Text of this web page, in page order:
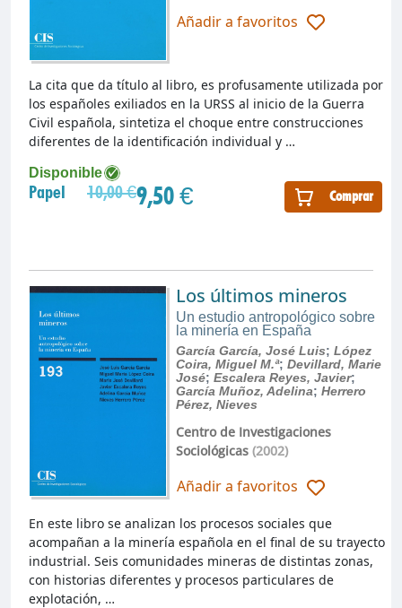
Añadir a favoritos
Disponible
Papel 10,00 €9,50 € Comprar
La cita que da título al libro, es profusamente utilizada por
los españoles exiliados en la URSS al inicio de la Guerra
Civil española, sintetiza el choque entre construcciones
diferentes de la identificación individual y …
Los últimos mineros
Un estudio antropológico sobre
la minería en España
García García, José Luis; López
Coira, Miguel M.ª; Devillard, Marie
José; Escalera Reyes, Javier;
García Muñoz, Adelina; Herrero
Pérez, Nieves
Centro de Investigaciones
Sociológicas(2002)
Añadir a favoritos
En este libro se analizan los procesos sociales que
acompañan a la minería española en el final de su trayecto
industrial. Seis comunidades mineras de distintas zonas,
con historias diferentes y procesos particulares de
explotación, …